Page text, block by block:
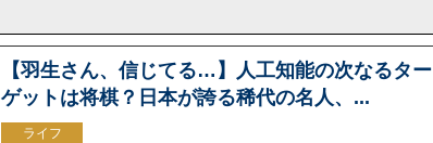
【羽生さん、信じてる…】人工知能の次なるター
ゲットは将棋？日本が誇る稀代の名人、...
ライフ